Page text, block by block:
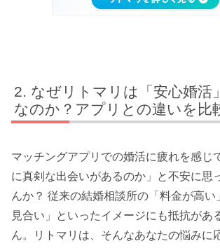
なぜリトマリは「安心婚活
なのか？アプリとの違いを比
マッチングアプリでの婚活に疲れを感じ
に真剣な出会いがあるのか」と不安に思
んか？ 従来の結婚相談所の「料金が高い
見合い」といったイメージにも抵抗があ
ん。リトマリは、そんなあなたの悩みに